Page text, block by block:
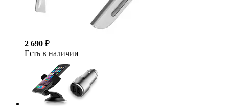
2 690 ₽
Есть в наличии